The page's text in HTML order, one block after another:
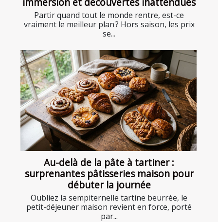
Partir quand tout le monde rentre, est-ce
vraiment le meilleur plan ? Hors saison, les prix
se...
Au-delà de la pâte à tartiner :
surprenantes pâtisseries maison pour
débuter la journée
Oubliez la sempiternelle tartine beurrée, le
petit-déjeuner maison revient en force, porté
par...